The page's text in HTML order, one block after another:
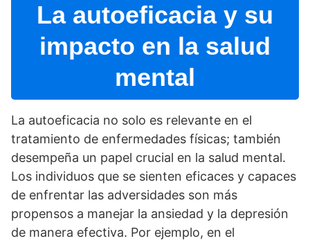
La autoeficacia y su
impacto en la salud
mental
La autoeficacia no solo es relevante en el
tratamiento de enfermedades fí­sicas; también
desempeña un papel crucial en la salud mental.
Los individuos que se sienten eficaces y capaces
de enfrentar las adversidades son más
propensos a manejar la ansiedad y la depresión
de manera efectiva. Por ejemplo, en el